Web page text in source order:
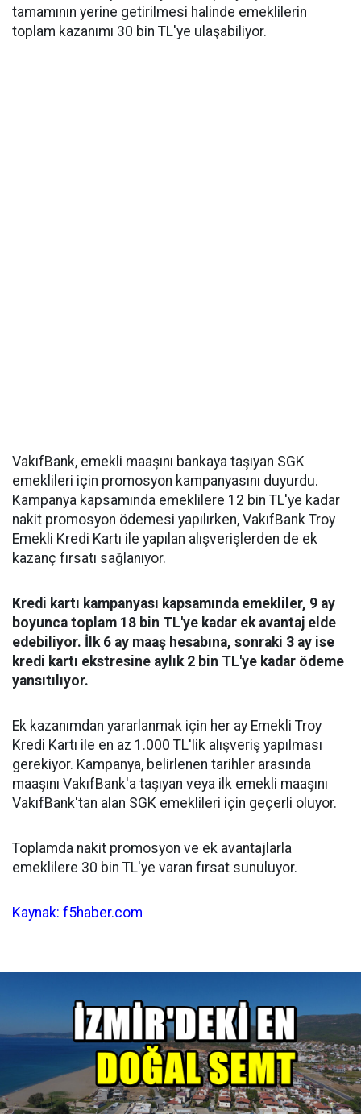
tamamının yerine getirilmesi halinde emeklilerin
toplam kazanımı 30 bin TL'ye ulaşabiliyor.
VakıfBank, emekli maaşını bankaya taşıyan SGK
emeklileri için promosyon kampanyasını duyurdu.
Kampanya kapsamında emeklilere 12 bin TL'ye kadar
nakit promosyon ödemesi yapılırken, VakıfBank Troy
Emekli Kredi Kartı ile yapılan alışverişlerden de ek
kazanç fırsatı sağlanıyor.
Kredi kartı kampanyası kapsamında emekliler, 9 ay
boyunca toplam 18 bin TL'ye kadar ek avantaj elde
edebiliyor. İlk 6 ay maaş hesabına, sonraki 3 ay ise
kredi kartı ekstresine aylık 2 bin TL'ye kadar ödeme
yansıtılıyor.
Ek kazanımdan yararlanmak için her ay Emekli Troy
Kredi Kartı ile en az 1.000 TL'lik alışveriş yapılması
gerekiyor. Kampanya, belirlenen tarihler arasında
maaşını VakıfBank'a taşıyan veya ilk emekli maaşını
VakıfBank'tan alan SGK emeklileri için geçerli oluyor.
Toplamda nakit promosyon ve ek avantajlarla
emeklilere 30 bin TL'ye varan fırsat sunuluyor.
Kaynak: f5haber.com